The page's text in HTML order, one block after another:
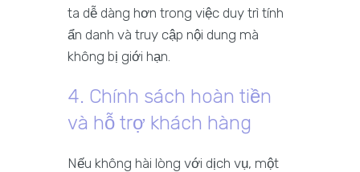
ta dễ dàng hơn trong việc duy trì tính
ẩn danh và truy cập nội dung mà
không bị giới hạn.
4. Chính sách hoàn tiền
và hỗ trợ khách hàng
Nếu không hài lòng với dịch vụ, một